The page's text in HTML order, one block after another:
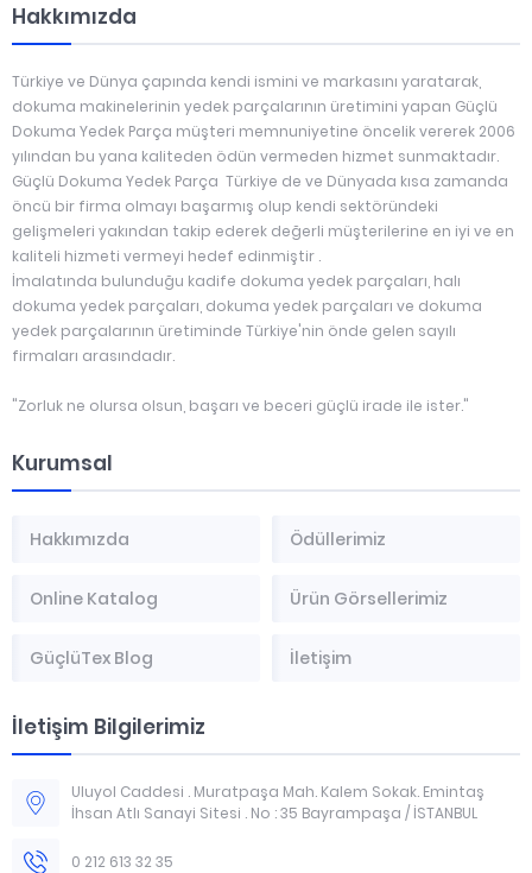
Hakkımızda
Türkiye ve Dünya çapında kendi ismini ve markasını yaratarak,
dokuma makinelerinin yedek parçalarının üretimini yapan Güçlü
Dokuma Yedek Parça müşteri memnuniyetine öncelik vererek 2006
yılından bu yana kaliteden ödün vermeden hizmet sunmaktadır.
Güçlü Dokuma Yedek Parça Türkiye de ve Dünyada kısa zamanda
öncü bir firma olmayı başarmış olup kendi sektöründeki
gelişmeleri yakından takip ederek değerli müşterilerine en iyi ve en
kaliteli hizmeti vermeyi hedef edinmiştir .
İmalatında bulunduğu kadife dokuma yedek parçaları, halı
dokuma yedek parçaları, dokuma yedek parçaları ve dokuma
yedek parçalarının üretiminde Türkiye'nin önde gelen sayılı
firmaları arasındadır.
"Zorluk ne olursa olsun, başarı ve beceri güçlü irade ile ister."
Kurumsal
Hakkımızda Ödüllerimiz
Online Katalog Ürün Görsellerimiz
GüçlüTex Blog İletişim
İletişim Bilgilerimiz
Uluyol Caddesi . Muratpaşa Mah. Kalem Sokak. Emintaş
İhsan Atlı Sanayi Sitesi . No : 35 Bayrampaşa / İSTANBUL
0 212 613 32 35